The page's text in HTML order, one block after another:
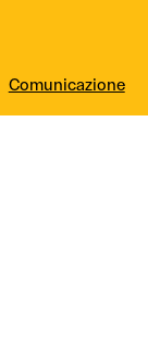
Comunicazione